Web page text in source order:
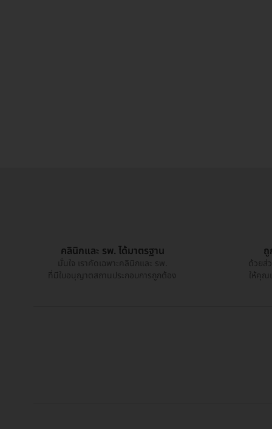
คลินิกและ รพ. ได้มาตรฐาน
มั่นใจ เราคัดเฉพาะคลินิกและ รพ.
ที่มีใบอนุญาตสถานประกอบการถูกต้อง
ถู
ด้วยส่
ให้คุณ